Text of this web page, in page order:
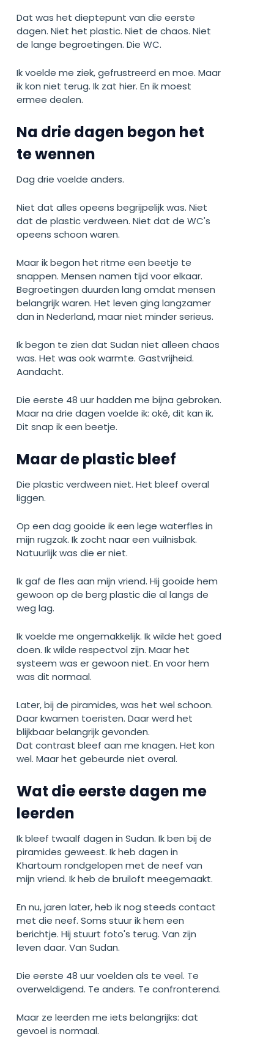
Dat was het dieptepunt van die eerste
dagen. Niet het plastic. Niet de chaos. Niet
de lange begroetingen. Die WC.
Ik voelde me ziek, gefrustreerd en moe. Maar
ik kon niet terug. Ik zat hier. En ik moest
ermee dealen.
Na drie dagen begon het
te wennen
Dag drie voelde anders.
Niet dat alles opeens begrijpelijk was. Niet
dat de plastic verdween. Niet dat de WC's
opeens schoon waren.
Maar ik begon het ritme een beetje te
snappen. Mensen namen tijd voor elkaar.
Begroetingen duurden lang omdat mensen
belangrijk waren. Het leven ging langzamer
dan in Nederland, maar niet minder serieus.
Ik begon te zien dat Sudan niet alleen chaos
was. Het was ook warmte. Gastvrijheid.
Aandacht.
Die eerste 48 uur hadden me bijna gebroken.
Maar na drie dagen voelde ik: oké, dit kan ik.
Dit snap ik een beetje.
Maar de plastic bleef
Die plastic verdween niet. Het bleef overal
liggen.
Op een dag gooide ik een lege waterfles in
mijn rugzak. Ik zocht naar een vuilnisbak.
Natuurlijk was die er niet.
Ik gaf de fles aan mijn vriend. Hij gooide hem
gewoon op de berg plastic die al langs de
weg lag.
Ik voelde me ongemakkelijk. Ik wilde het goed
doen. Ik wilde respectvol zijn. Maar het
systeem was er gewoon niet. En voor hem
was dit normaal.
Later, bij de piramides, was het wel schoon.
Daar kwamen toeristen. Daar werd het
blijkbaar belangrijk gevonden.
Dat contrast bleef aan me knagen. Het kon
wel. Maar het gebeurde niet overal.
Wat die eerste dagen me
leerden
Ik bleef twaalf dagen in Sudan. Ik ben bij de
piramides geweest. Ik heb dagen in
Khartoum rondgelopen met de neef van
mijn vriend. Ik heb de bruiloft meegemaakt.
En nu, jaren later, heb ik nog steeds contact
met die neef. Soms stuur ik hem een
berichtje. Hij stuurt foto's terug. Van zijn
leven daar. Van Sudan.
Die eerste 48 uur voelden als te veel. Te
overweldigend. Te anders. Te confronterend.
Maar ze leerden me iets belangrijks: dat
gevoel is normaal.